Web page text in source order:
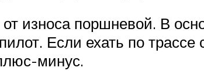
износа поршневой. В
Если ехать по
минус.